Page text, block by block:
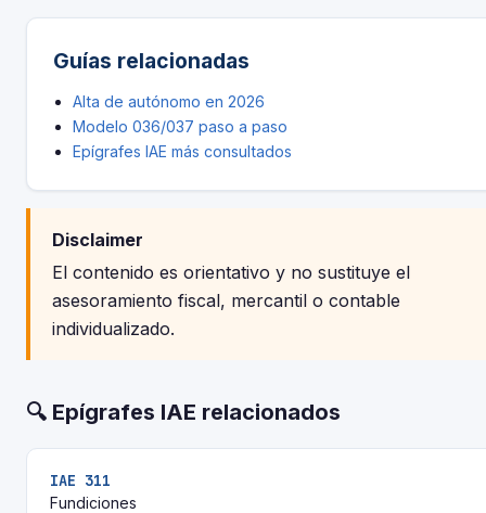
Guías relacionadas
Alta de autónomo en 2026
Modelo 036/037 paso a paso
Epígrafes IAE más consultados
Disclaimer
El contenido es orientativo y no sustituye el
asesoramiento fiscal, mercantil o contable
individualizado.
🔍 Epígrafes IAE relacionados
IAE 311
Fundiciones